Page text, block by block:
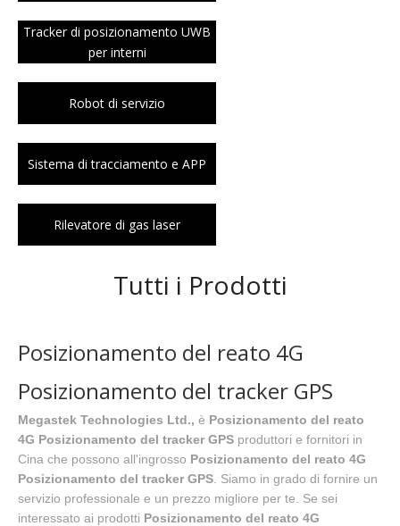
Tracker di posizionamento UWB
per interni
Robot di servizio
Sistema di tracciamento e APP
Rilevatore di gas laser
Tutti i Prodotti
Posizionamento del reato 4G
Posizionamento del tracker GPS
Megastek Technologies Ltd., è Posizionamento del reato
4G Posizionamento del tracker GPS produttori e fornitori in
Cina che possono all'ingrosso Posizionamento del reato 4G
Posizionamento del tracker GPS . Siamo in grado di fornire un
servizio professionale e un prezzo migliore per te. Se sei
interessato ai prodotti Posizionamento del reato 4G